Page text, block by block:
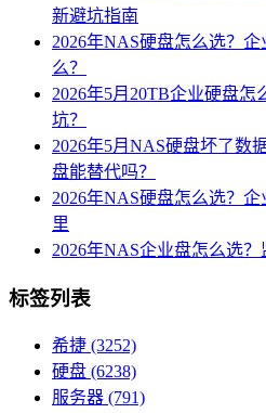
新避坑指南
2026年NAS硬盘怎么选？
么？
2026年5月20TB企业硬盘
坑？
2026年5月NAS硬盘坏了数
盘能替代吗？
2026年NAS硬盘怎么选？
里
2026年NAS企业盘怎么选？
标签列表
希捷 (3252)
硬盘 (6238)
服务器 (791)